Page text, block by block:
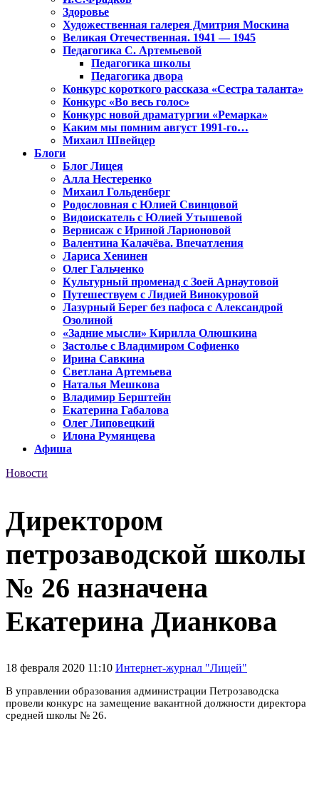
Здоровье
Художественная галерея Дмитрия Москина
Великая Отечественная. 1941 — 1945
Педагогика С. Артемьевой
Педагогика школы
Педагогика двора
Конкурс короткого рассказа «Сестра таланта»
Конкурс «Во весь голос»
Конкурс новой драматургии «Ремарка»
Каким мы помним август 1991-го…
Михаил Швейцер
Блоги
Блог Лицея
Алла Нестеренко
Михаил Гольденберг
Родословная с Юлией Свинцовой
Видоискатель с Юлией Утышевой
Вернисаж с Ириной Ларионовой
Валентина Калачёва. Впечатления
Лариса Хенинен
Олег Гальченко
Культурный променад с Зоей Арнаутовой
Путешествуем с Лидией Винокуровой
Лазурный Берег без пафоса с Александрой
Озолиной
«Задние мысли» Кирилла Олюшкина
Застолье с Владимиром Софиенко
Ирина Савкина
Светлана Артемьева
Наталья Мешкова
Владимир Берштейн
Екатерина Габалова
Олег Липовецкий
Илона Румянцева
Афиша
Новости
Директором
петрозаводской школы
№ 26 назначена
Екатерина Дианкова
18 февраля 2020 11:10 Интернет-журнал "Лицей"
В управлении образования администрации Петрозаводска
провели конкурс на замещение вакантной должности директора
средней школы № 26.